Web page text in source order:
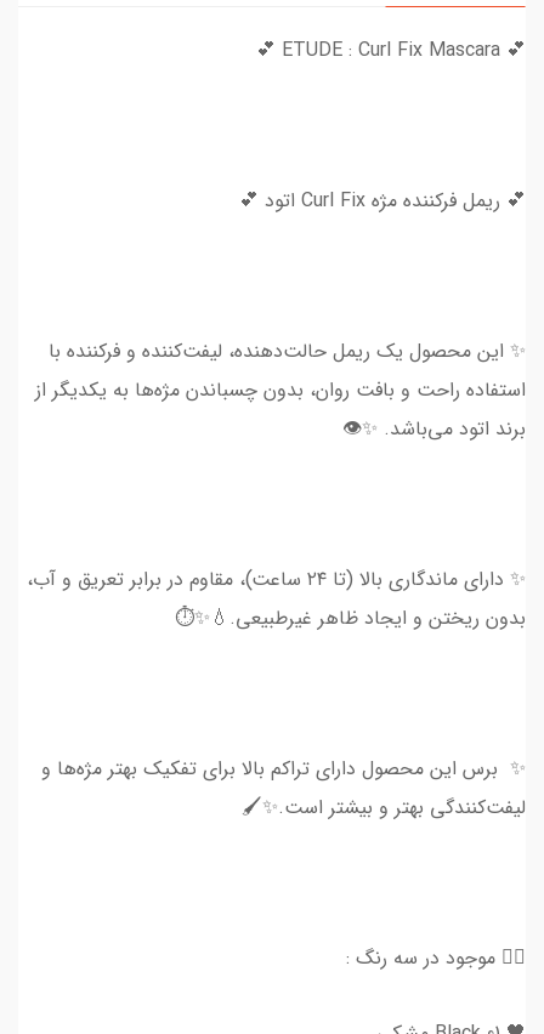
💕 ETUDE : Curl Fix Mascara 💕
💕 ریمل فرکننده مژه Curl Fix اتود 💕
✨ این محصول یک ریمل حالت‌دهنده، لیفت‌کننده و فرکننده با
استفاده راحت و بافت روان، بدون چسباندن مژه‌ها به یکدیگر از
برند اتود می‌باشد. ✨👁
✨ دارای ماندگاری بالا (تا ۲۴ ساعت)، مقاوم در برابر تعریق و آب،
بدون ریختن و ایجاد ظاهر غیرطبیعی.💧✨⏱️
✨ برس این محصول دارای تراکم بالا برای تفکیک بهتر مژه‌ها و
لیفت‌کنندگی بهتر و بیشتر است.✨🖌️
👈🏻 موجود در سه رنگ :